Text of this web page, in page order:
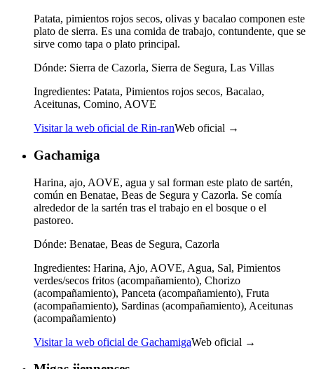
Patata, pimientos rojos secos, olivas y bacalao componen este
plato de sierra. Es una comida de trabajo, contundente, que se
sirve como tapa o plato principal.
Dónde: Sierra de Cazorla, Sierra de Segura, Las Villas
Ingredientes: Patata, Pimientos rojos secos, Bacalao,
Aceitunas, Comino, AOVE
Visitar la web oficial de Rin-ranWeb oficial →
Gachamiga
Harina, ajo, AOVE, agua y sal forman este plato de sartén,
común en Benatae, Beas de Segura y Cazorla. Se comía
alrededor de la sartén tras el trabajo en el bosque o el
pastoreo.
Dónde: Benatae, Beas de Segura, Cazorla
Ingredientes: Harina, Ajo, AOVE, Agua, Sal, Pimientos
verdes/secos fritos (acompañamiento), Chorizo
(acompañamiento), Panceta (acompañamiento), Fruta
(acompañamiento), Sardinas (acompañamiento), Aceitunas
(acompañamiento)
Visitar la web oficial de GachamigaWeb oficial →